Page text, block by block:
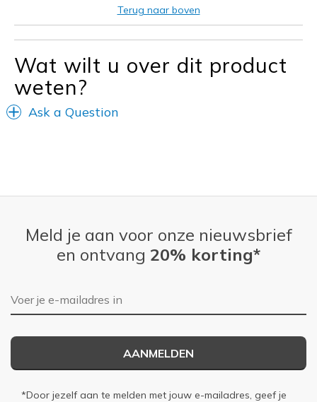
Terug naar boven
Wat wilt u over dit product
weten?
Ask a Question
Meld je aan voor onze nieuwsbrief
en ontvang 20% korting*
E-mailadres
AANMELDEN
*Door jezelf aan te melden met jouw e-mailadres, geef je